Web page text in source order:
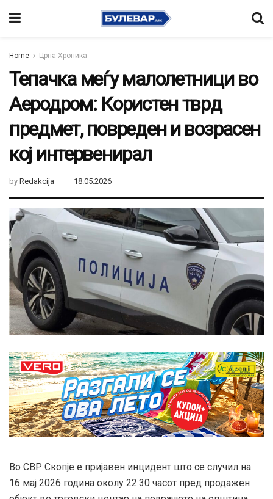
Home Црна Хроника
Тепачка меѓу малолетници во
Аеродром: Користен тврд
предмет, повреден и возрасен
кој интервенирал
by Redakcija 18.05.2026
Во СВР Скопје е пријавен инцидент што се случил на
16 мај 2026 година околу 22:30 часот пред продажен